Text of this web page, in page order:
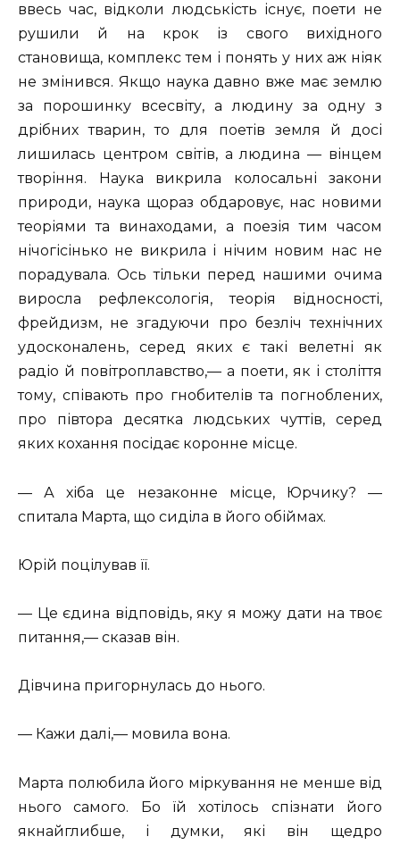
ввесь час, відколи людськість існує, поети не
рушили й на крок із свого вихідного
становища, комплекс тем і понять у них аж ніяк
не змінився. Якщо наука давно вже має землю
за порошинку всесвіту, а людину за одну з
дрібних тварин, то для поетів земля й досі
лишилась центром світів, а людина — вінцем
творіння. Наука викрила колосальні закони
природи, наука щораз обдаровує, нас новими
теоріями та винаходами, а поезія тим часом
нічогісінько не викрила і нічим новим нас не
порадувала. Ось тільки перед нашими очима
виросла рефлексологія, теорія відносності,
фрейдизм, не згадуючи про безліч технічних
удосконалень, серед яких є такі велетні як
радіо й повітроплавство,— а поети, як і століття
тому, співають про гнобителів та погноблених,
про півтора десятка людських чуттів, серед
яких кохання посідає коронне місце.
— А хіба це незаконне місце, Юрчику? —
спитала Марта, що сиділа в його обіймах.
Юрій поцілував її.
— Це єдина відповідь, яку я можу дати на твоє
питання,— сказав він.
Дівчина пригорнулась до нього.
— Кажи далі,— мовила вона.
Марта полюбила його міркування не менше від
нього самого. Бо їй хотілось спізнати його
якнайглибше, і думки, які він щедро